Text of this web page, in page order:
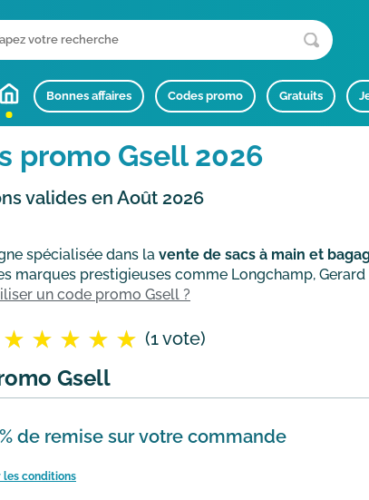
Bonnes affaires Codes promo Gratuits
promo Gsell 2026
valides en Août 2026
spécialisée dans la vente de sacs à main et
marques prestigieuses comme Longchamp,
un code promo Gsell ?
(1 vote)
Gsell
de remise sur votre commande
les conditions